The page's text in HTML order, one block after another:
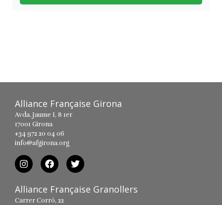
Alliance Française Girona
Avda. Jaume I, 8 1er
17001 Girona
+34 972 20 04 06
info@afgirona.org
Alliance Française Granollers
Carrer Corró, 22